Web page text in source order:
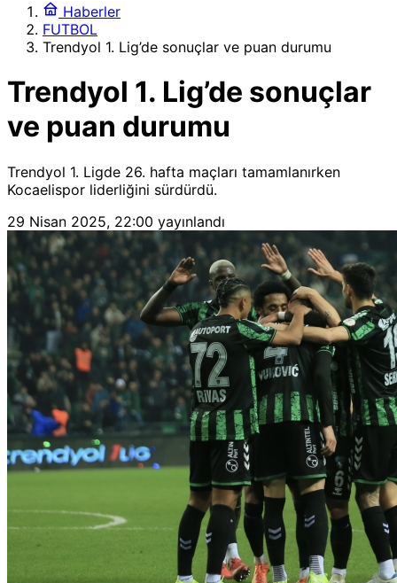
Haberler
FUTBOL
Trendyol 1. Lig’de sonuçlar ve puan durumu
Trendyol 1. Lig’de sonuçlar
ve puan durumu
Trendyol 1. Ligde 26. hafta maçları tamamlanırken
Kocaelispor liderliğini sürdürdü.
29 Nisan 2025, 22:00 yayınlandı